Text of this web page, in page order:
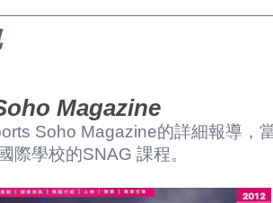
Magazine
Soho Magazine的詳細報導，
際學校的SNAG 課程。